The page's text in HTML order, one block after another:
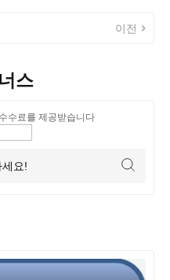
이전
스
수료를 제공받습니다